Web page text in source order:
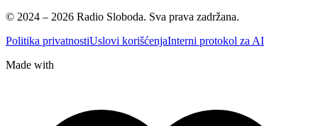
© 2024 – 2026 Radio Sloboda. Sva prava zadržana.
Politika privatnostiUslovi korišćenjaInterni protokol za AI
Made with